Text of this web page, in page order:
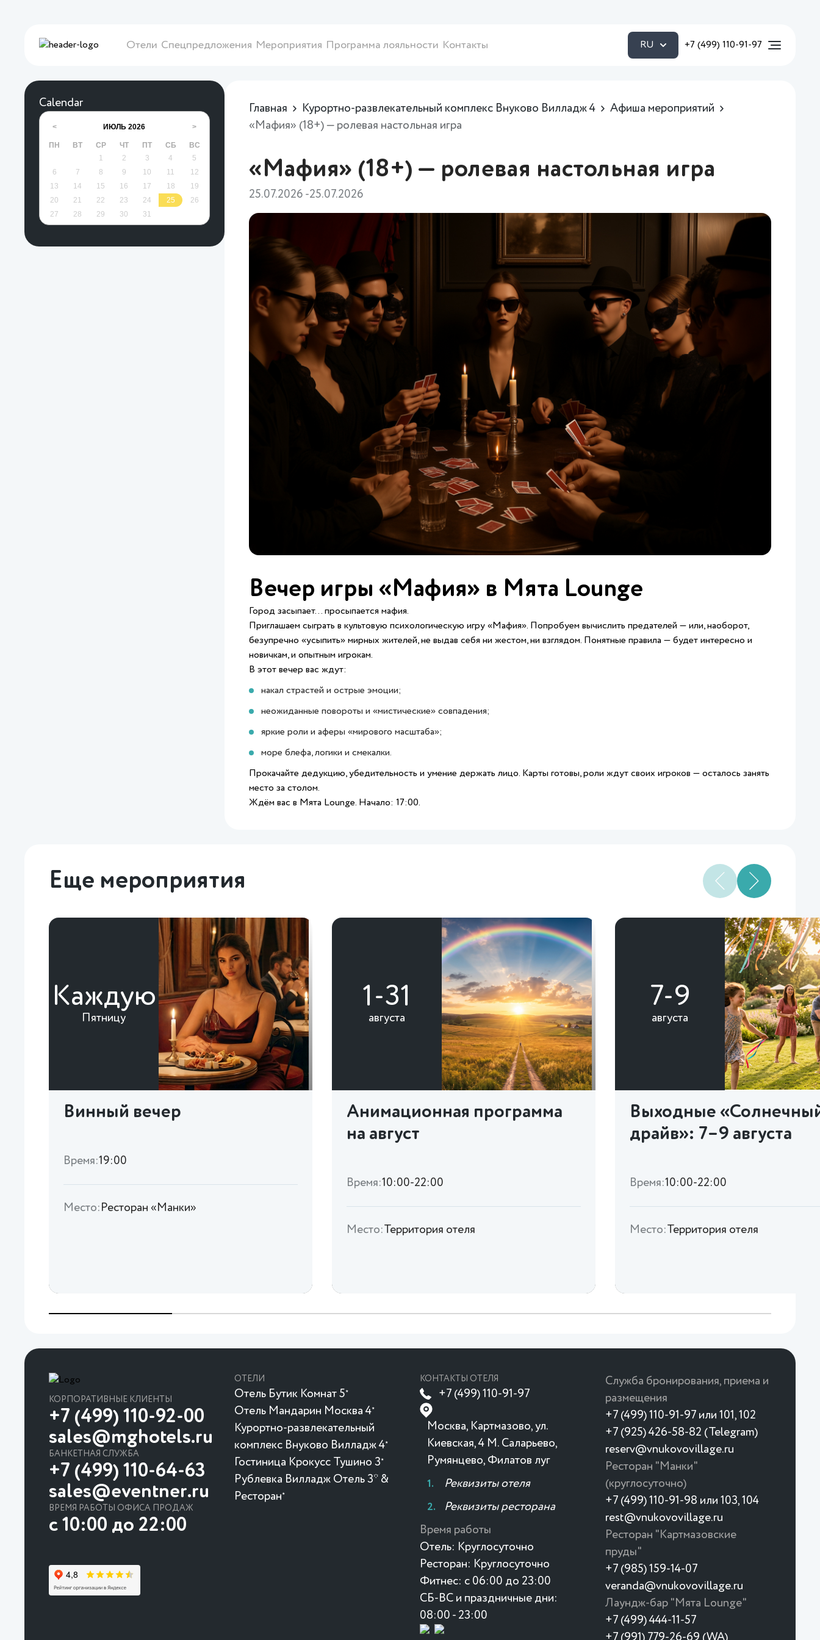
Отели Спецпредложения Мероприятия Программа лояльности Контакты RU +7 (499) 110-91-97
Calendar
< ИЮЛЬ 2026 >
ПН ВТ СР ЧТ ПТ СБ
ВС
1
2 3 4
5
6
7 8 9 10 11
12
13
14 15 16 17 18
19
20
21 22 23 24 25
26
27
28 29 30 31
Главная Курортно-развлекательный комплекс Внуково Вилладж 4
Афиша мероприятий
«Мафия» (18+) — ролевая настольная игра
«Мафия» (18+) — ролевая настольная игра
25.07.2026 -25.07.2026
Вечер игры «Мафия» в Мята Lounge
Город засыпает… просыпается мафия.
Приглашаем сыграть в культовую психологическую игру «Мафия». Попробуем вычислить предателей — или, наоборот,
безупречно «усыпить» мирных жителей, не выдав себя ни жестом, ни взглядом. Понятные правила — будет интересно и
новичкам, и опытным игрокам.
В этот вечер вас ждут:
накал страстей и острые эмоции;
неожиданные повороты и «мистические» совпадения;
яркие роли и аферы «мирового масштаба»;
море блефа, логики и смекалки.
Прокачайте дедукцию, убедительность и умение держать лицо. Карты готовы, роли ждут своих игроков — осталось занять
место за столом.
Ждём вас в Мята Lounge. Начало: 17:00.
Еще мероприятия
Каждую
Пятницу
Винный вечер
Время:19:00
Место: Ресторан «Манки»
1-31
августа
Анимационная программа
на август
Время:10:00-22:00
Место:Территория отеля
7-9
августа
Выходные
драйв»: 7–9 августа
Время:10:00-22:00
Место:Территория отеля
КОРПОРАТИВНЫЕ КЛИЕНТЫ
+7 (499) 110-92-00
sales@mghotels.ru
БАНКЕТНАЯ СЛУЖБА
+7 (499) 110-64-63
sales@eventner.ru
ВРЕМЯ РАБОТЫ ОФИСА ПРОДАЖ
с 10:00 до 22:00
ОТЕЛИ
Отель Бутик Комнат 5★
Отель Мандарин Москва 4★
Курортно-развлекательный
комплекс Внуково Вилладж 4★
Гостиница Крокусc Тушино 3★
Рублевка Вилладж Отель 3* &
Ресторан★
КОНТАКТЫ ОТЕЛЯ
+7 (499) 110-91-97
Москва, Картмазово, ул.
Киевская, 4 М. Саларьево,
Румянцево, Филатов луг
Реквизиты отеля
Реквизиты ресторана
Время работы
Отель: Круглосуточно
Ресторан: Круглосуточно
Фитнес: с 06:00 до 23:00
СБ-ВС и праздничные дни:
08:00 - 23:00
Служба бронирования, приема и
размещения
+7 (499) 110-91-97 или 101, 102
+7 (925) 426-58-82 (Telegram)
reserv@vnukovovillage.ru
Ресторан "Манки"
(круглосуточно)
+7 (499) 110-91-98 или 103, 104
rest@vnukovovillage.ru
Ресторан "Картмазовские
пруды"
+7 (985) 159-14-07
veranda@vnukovovillage.ru
Лаундж-бар "Мята Lounge"
+7 (499) 444-11-57
+7 (991) 779-26-69 (WA)